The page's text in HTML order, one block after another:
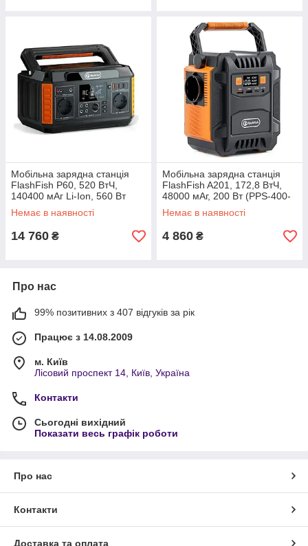
Мобільна зарядна станція
FlashFish P60, 520 ВтЧ,
140400 мАг Li-Ion, 560 Вт
(PPS-1100-FFP60)
Немає в наявності
14 760 ₴
Мобільна зарядна станція
FlashFish A201, 172,8 ВтЧ,
48000 мАг, 200 Вт (PPS-400-
FFA201)
Немає в наявності
4 860 ₴
Про нас
99% позитивних з 407 відгуків за рік
Працює з 14.08.2009
м. Київ
Лісовий проспект 14, Київ, Україна
Контакти
Сьогодні вихідний
Показати весь графік роботи
Про нас
Контакти
Доставка та оплата